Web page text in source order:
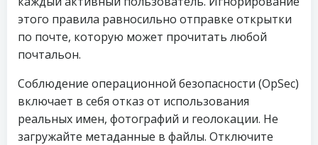
этого правила равносильно отправке открытки
по почте, которую может прочитать любой
почтальон.
Соблюдение операционной безопасности (OpSec)
включает в себя отказ от использования
реальных имен, фотографий и геолокации. Не
загружайте метаданные в файлы. Отключите